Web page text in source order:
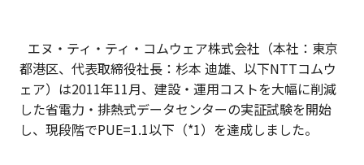
エヌ・ティ・ティ・コムウェア株式会社（本社：東京
都港区、代表取締役社長：杉本 迪雄、以下NTTコムウ
ェア）は2011年11月、建設・運用コストを大幅に削減
した省電力・排熱式データセンターの実証試験を開始
し、現段階でPUE=1.1以下（*1）を達成しました。